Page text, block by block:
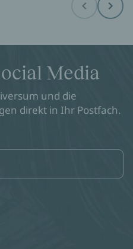
Before Next
Media
und die
direkt in Ihr Postfach.